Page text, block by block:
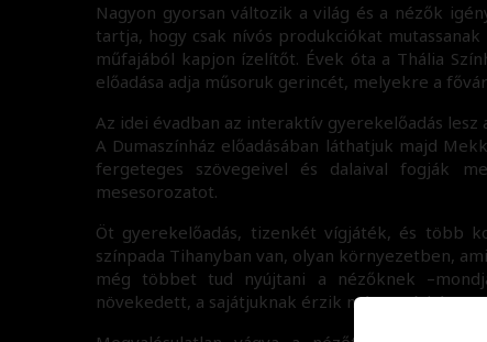
Nagyon gyorsan változik a világ és a nézők
tartja, hogy csak nívós produkciókat
műfajából kapjon ízelítőt. Évek óta a Thália
előadása adja műsoruk gerincét, melyekre a
Az idei évadban az interaktív gyerekelőadás lesz
A Dumaszínház előadásában láthatjuk majd
fergeteges szövegeivel és dalaival fogják
mesesorozatot.
Öt gyerekelőadás, tizenkét vígjáték, és több
színpada Tihanyban van, olyan környezetben,
még többet tud nyújtani a nézőknek
növekedett, a sajátjuknak érzik már a színházat.